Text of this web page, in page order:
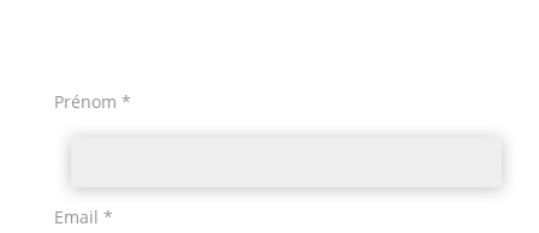
Prénom *
Email *